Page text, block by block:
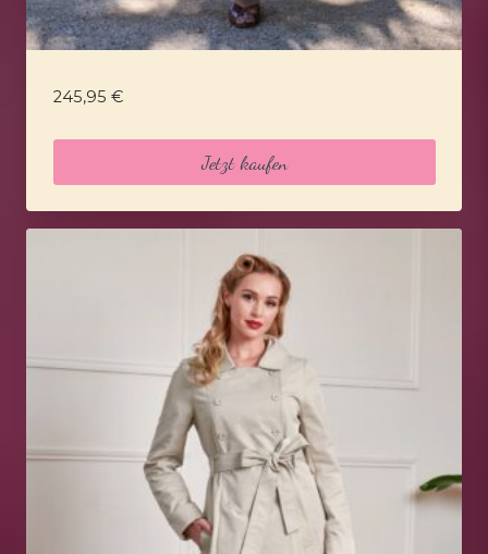
245,95 €
Jetzt kaufen